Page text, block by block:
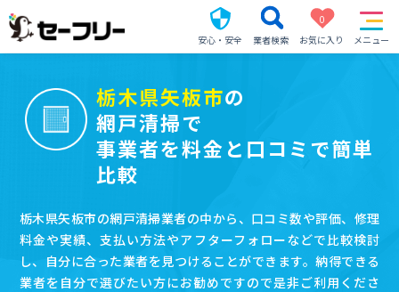
安心・安全 業者検索
0
お気に入り
メニュー
栃木県矢板市の
網戸清掃で
事業者を料金と口コミで簡単
比較
栃木県矢板市の網戸清掃業者の中から、口コミ数や評価、修理
料金や実績、支払い方法やアフターフォローなどで比較検討
し、自分に合った業者を見つけることができます。納得できる
業者を自分で選びたい方にお勧めですので是非ご利用くださ